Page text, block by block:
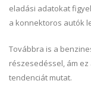
eladási adatokat
a konnektoros autók
Továbbra is a
részesedéssel, ám
tendenciát mutat.